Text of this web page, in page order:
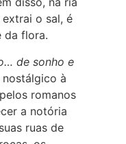
o sal, é
da flora.
de sonho e
nostálgico à
romanos
a notória
ruas de